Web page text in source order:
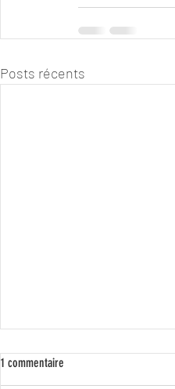
Posts récents
1 commentaire